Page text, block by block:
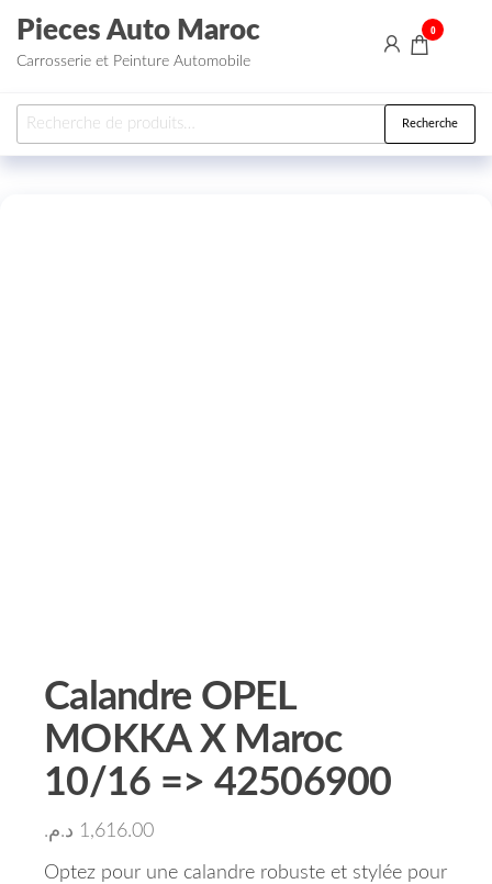
Aller au contenu
Pieces Auto Maroc
Carrosserie et Peinture Automobile
0
Recherche pour : Recherche
Calandre OPEL
MOKKA X Maroc
10/16 => 42506900
1,616.00 د.م.
Optez pour une calandre robuste et stylée pour